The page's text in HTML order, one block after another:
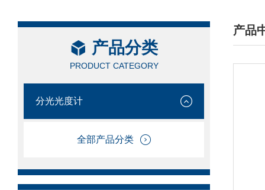
产品分类
PRODUCT CATEGORY
分光光度计
全部产品分类
产品
/